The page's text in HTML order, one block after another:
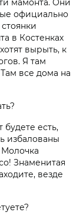
мамонта. Они
официально
в Костенках
вырыть, к
Я там
все дома на
есть,
избалованы
Знаменитая
везде